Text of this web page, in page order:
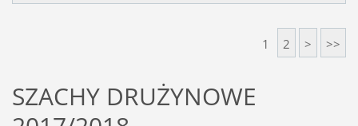
1 2 > >>
SZACHY DRUŻYNOWE